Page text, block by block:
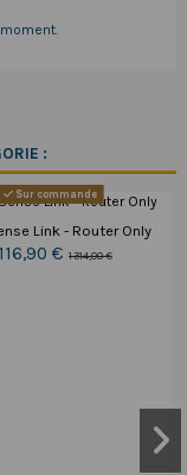
:
Sur commande
Link - Router Only
€ 1 314,00 €